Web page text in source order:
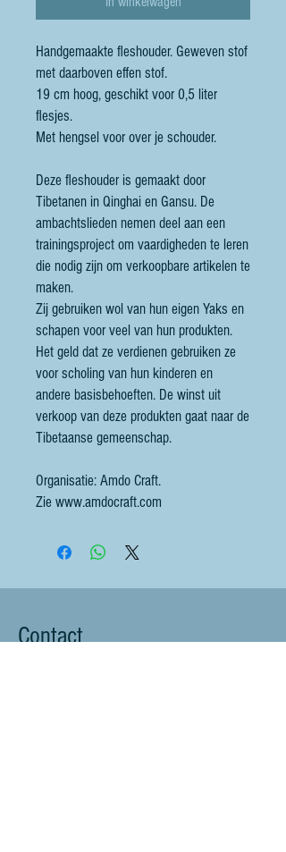
Handgemaakte fleshouder. Geweven stof
met daarboven effen stof.
19 cm hoog, geschikt voor 0,5 liter
flesjes.
Met hengsel voor over je schouder.
Deze fleshouder is gemaakt door
Tibetanen in Qinghai en Gansu. De
ambachtslieden nemen deel aan een
trainingsproject om vaardigheden te leren
die nodig zijn om verkoopbare artikelen te
maken.
Zij gebruiken wol van hun eigen Yaks en
schapen voor veel van hun produkten.
Het geld dat ze verdienen gebruiken ze
voor scholing van hun kinderen en
andere basisbehoeften. De winst uit
verkoop van deze produkten gaat naar de
Tibetaanse gemeenschap.
Organisatie: Amdo Craft.
Zie www.amdocraft.com
Contact